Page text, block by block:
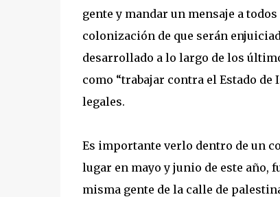
gente y mandar un mensaje a
colonización de que serán
desarrollado a lo largo de los
como “trabajar contra el Estado
legales.
Es importante verlo dentro de un
lugar en mayo y junio de este año,
misma gente de la calle de